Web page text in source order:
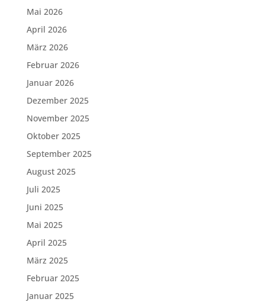
Mai 2026
April 2026
März 2026
Februar 2026
Januar 2026
Dezember 2025
November 2025
Oktober 2025
September 2025
August 2025
Juli 2025
Juni 2025
Mai 2025
April 2025
März 2025
Februar 2025
Januar 2025